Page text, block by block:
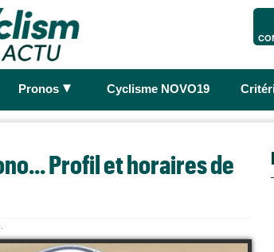
Pronos ► Cyclisme NOVO19
Profil et horaires de